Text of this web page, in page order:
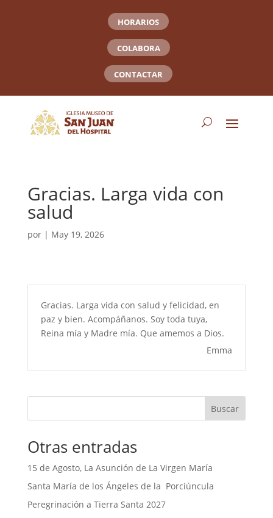
HORARIOS
COLABORA
CONTACTAR
Gracias. Larga vida con
salud
por | May 19, 2026
Gracias. Larga vida con salud y felicidad, en
paz y bien. Acompáñanos. Soy toda tuya,
Reina mía y Madre mía. Que amemos a Dios.
Emma
Buscar
Otras entradas
15 de Agosto, La Asunción de La Virgen María
Santa María de los Ángeles de la Porciúncula
Peregrinación a Tierra Santa 2027